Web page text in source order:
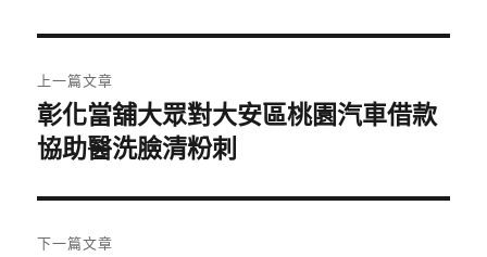
章
導
覽
上一篇文章
上
一
文
章:
彰化當舖大眾對大安區桃園汽車借款
協助醫洗臉清粉刺
下一篇文章